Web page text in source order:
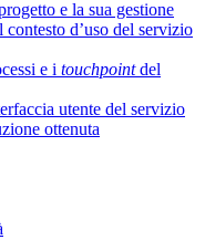
e la sua gestione
d’uso del servizio
e i touchpointdel
utente del servizio
ottenuta